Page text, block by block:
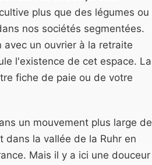
plus que des légumes ou
nos sociétés segmentées.
un ouvrier à la retraite
l'existence de cet espace. La
fiche de paie ou de votre
un mouvement plus large de
la vallée de la Ruhr en
Mais il y a ici une douceur